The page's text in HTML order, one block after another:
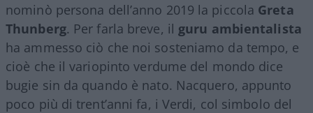
nominò persona dell’anno 2019 la piccola Greta
Thunberg. Per farla breve, il guru ambientalista
ha ammesso ciò che noi sosteniamo da tempo, e
cioè che il variopinto verdume del mondo dice
bugie sin da quando è nato. Nacquero, appunto
poco più di trent’anni fa, i Verdi, col simbolo del